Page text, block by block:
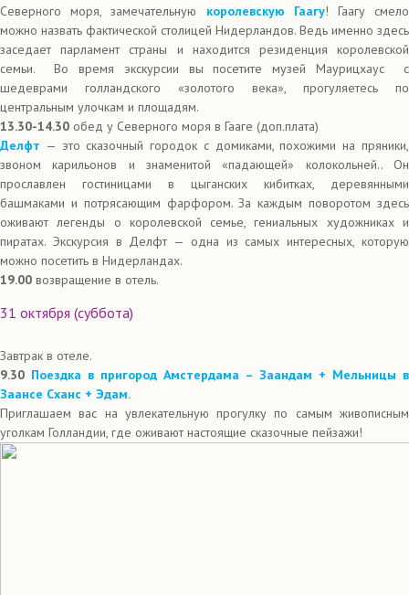
Северного моря, замечательную королевскую Гаагу! Гаагу смело
можно назвать фактической столицей Нидерландов. Ведь именно здесь
заседает парламент страны и находится резиденция королевской
семьи. Во время экскурсии вы посетите музей Маурицхаус с
шедеврами голландского «золотого века», прогуляетесь по
центральным улочкам и площадям.
13.30-14.30 обед у Северного моря в Гааге (доп.плата)
Делфт — это сказочный городок с домиками, похожими на пряники,
звоном карильонов и знаменитой «падающей» колокольней.. Он
прославлен гостиницами в цыганских кибитках, деревянными
башмаками и потрясающим фарфором. За каждым поворотом здесь
оживают легенды о королевской семье, гениальных художниках и
пиратах. Экскурсия в Делфт — одна из самых интересных, которую
можно посетить в Нидерландах.
19.00 возвращение в отель.
31 октября (суббота)
Завтрак в отеле.
9.30 Поездка в пригород Амстердама – Заандам + Мельницы в
Заансе Сханс + Эдам.
Приглашаем вас на увлекательную прогулку по самым живописным
уголкам Голландии, где оживают настоящие сказочные пейзажи!